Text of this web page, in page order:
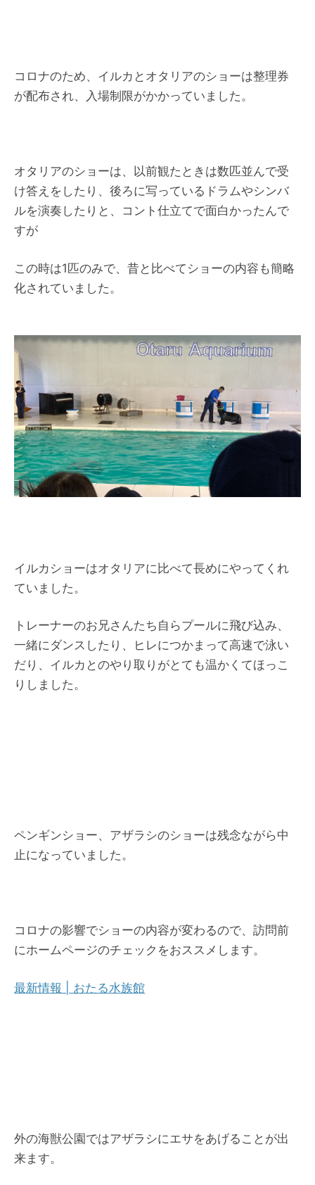
コロナのため、イルカとオタリアのショーは整理券
が配布され、入場制限がかかっていました。
オタリアのショーは、以前観たときは数匹並んで受
け答えをしたり、後ろに写っているドラムやシンバ
ルを演奏したりと、コント仕立てで面白かったんで
すが
この時は1匹のみで、昔と比べてショーの内容も簡略
化されていました。
イルカショーはオタリアに比べて長めにやってくれ
ていました。
トレーナーのお兄さんたち自らプールに飛び込み、
一緒にダンスしたり、ヒレにつかまって高速で泳い
だり、イルカとのやり取りがとても温かくてほっこ
りしました。
ペンギンショー、アザラシのショーは残念ながら中
止になっていました。
コロナの影響でショーの内容が変わるので、訪問前
にホームページのチェックをおススメします。
最新情報 | おたる水族館
外の海獣公園ではアザラシにエサをあげることが出
来ます。